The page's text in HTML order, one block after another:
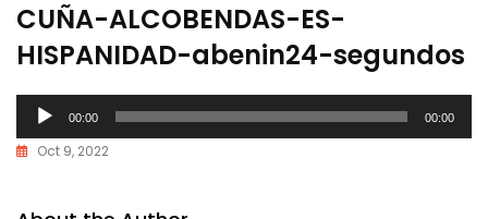
CUÑA-ALCOBENDAS-ES-
HISPANIDAD-abenin24-segundos
Reproductor
audio
00:00 00:00
Oct 9, 2022